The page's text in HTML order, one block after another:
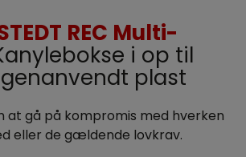
REC Multi-
i op til
genanvendt plast
at gå på kompromis med hverken
eller de gældende lovkrav.